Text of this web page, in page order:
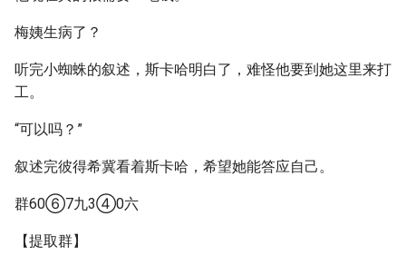
梅姨生病了？
听完小蜘蛛的叙述，斯卡哈明白了，难怪他要到她这里来打
工。
“可以吗？”
叙述完彼得希冀看着斯卡哈，希望她能答应自己。
群60⑥7九3④0六
【提取群】